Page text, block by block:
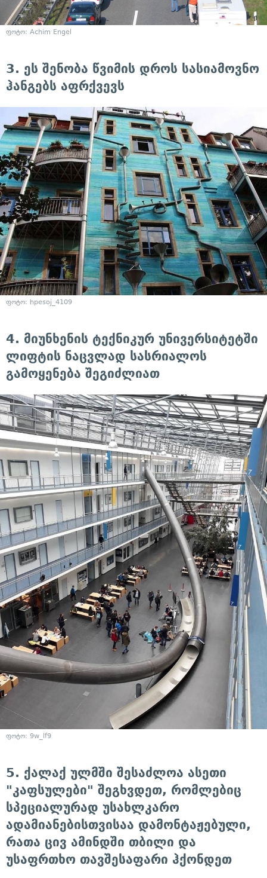
ფოტო: Achim Engel
3. ეს შენობა წვიმის დროს სასიამოვნო
ჰანგებს აფრქვევს
ფოტო: hpesoj_4109
4. მიუნხენის ტექნიკურ უნივერსიტეტში
ლიფტის ნაცვლად სასრიალოს
გამოყენება შეგიძლიათ
ფოტო: 9w_lf9
5. ქალაქ ულმში შესაძლოა ასეთი
"კაფსულები" შეგხვდეთ, რომლებიც
სპეციალურად უსახლკარო
ადამიანებისთვისაა დამონტაჟებული,
რათა ცივ ამინდში თბილი და
უსაფრთხო თავშესაფარი ჰქონდეთ